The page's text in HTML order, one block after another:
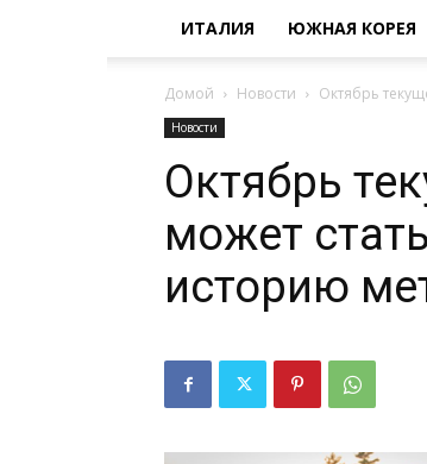
ИТАЛИЯ ЮЖНАЯ КОРЕЯ
Домой Новости Октябрь
Новости
Октябрь
может
историю